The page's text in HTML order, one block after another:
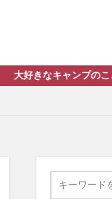
ンプのこと、気になる